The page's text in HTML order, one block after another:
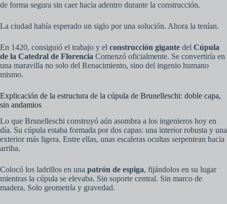
de forma segura sin caer hacia adentro durante la construcción.
La ciudad había esperado un siglo por una solución. Ahora la tenían.
En 1420, consiguió el trabajo y el construcción gigante del Cúpula
de la Catedral de Florencia Comenzó oficialmente. Se convertiría en
una maravilla no solo del Renacimiento, sino del ingenio humano
mismo.
Explicación de la estructura de la cúpula de Brunelleschi: doble capa,
sin andamios
Lo que Brunelleschi construyó aún asombra a los ingenieros hoy en
día. Su cúpula estaba formada por dos capas: una interior robusta y una
exterior más ligera. Entre ellas, unas escaleras ocultas serpentean hacia
arriba.
Colocó los ladrillos en una patrón de espiga, fijándolos en su lugar
mientras la cúpula se elevaba. Sin soporte central. Sin marco de
madera. Solo geometría y gravedad.